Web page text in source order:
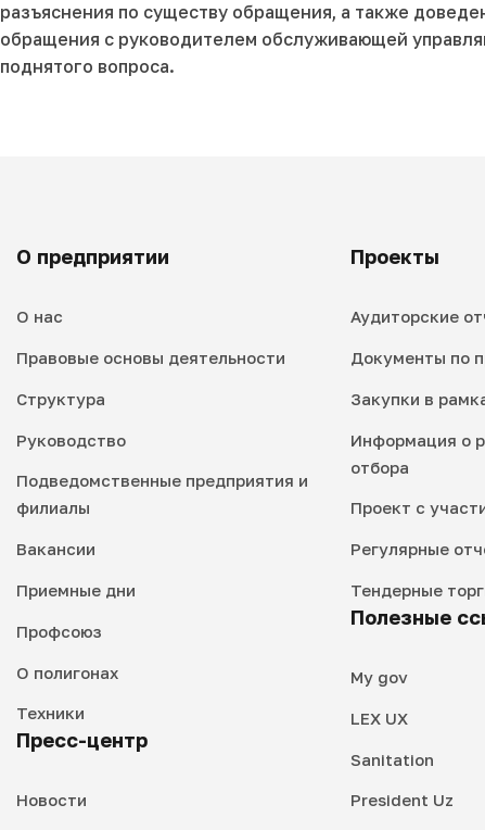
разъяснения по существу обращения, а также
обращения с руководителем обслуживающей
поднятого вопроса.
О предприятии
О нас
Правовые основы деятельности
Структура
Руководство
Подведомственные предприятия и
филиалы
Вакансии
Приемные дни
Профсоюз
О полигонах
Техники
Пресс-центр
Новости
Проекты
Аудиторские
Документы по
Закупки в
Информация о
отбора
Проект с
Регулярные
Тендерные
Полезные
My gov
LEX UX
Sanitation
President Uz